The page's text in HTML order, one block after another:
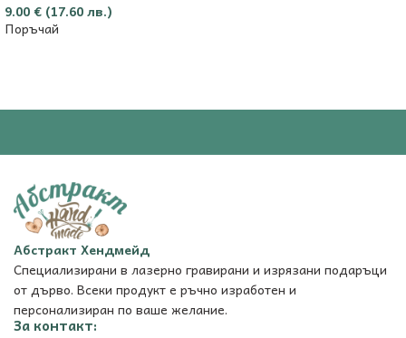
9.00 € (17.60 лв.)
Поръчай
Абстракт Хендмейд
Специализирани в лазерно гравирани и изрязани подаръци
от дърво. Всеки продукт е ръчно изработен и
персонализиран по ваше желание.
За контакт: